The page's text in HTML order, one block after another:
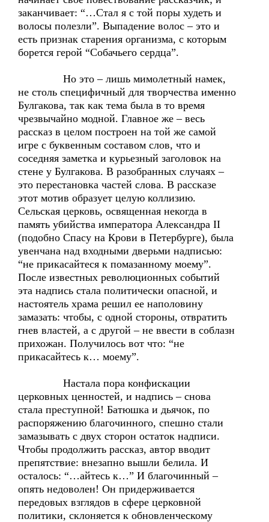
заканчивает: “…Стал я с той поры худеть и
волосы полезли”. Выпадение волос – это и
есть признак старения организма, с которым
борется герой “Собачьего сердца”.
Но это – лишь мимолетный намек,
не столь специфичный для творчества именно
Булгакова, так как тема была в то время
чрезвычайно модной. Главное же – весь
рассказ в целом построен на той же самой
игре с буквенным составом слов, что и
соседняя заметка и курьезный заголовок на
стене у Булгакова. В разобранных случаях –
это перестановка частей слова. В рассказе
этот мотив образует целую коллизию.
Сельская церковь, освященная некогда в
память убийства императора Александра II
(подобно Спасу на Крови в Петербурге), была
увенчана над входными дверьми надписью:
“не прикасайтеся к помазанному моему”.
После известных революционных событий
эта надпись стала политически опасной, и
настоятель храма решил ее наполовину
замазать: чтобы, с одной стороны, отвратить
гнев властей, а с другой – не ввести в соблазн
прихожан. Получилось вот что: “не
прикасайтесь к… моему”.
Настала пора конфискации
церковных ценностей, и надпись – снова
стала преступной! Батюшка и дьячок, по
распоряжению благочинного, спешно стали
замазывать с двух сторон остаток надписи.
Чтобы продолжить рассказ, автор вводит
препятствие: внезапно вышли белила. И
осталось: “…айтесь к…” И благочинный –
опять недоволен! Он придерживается
передовых взглядов в сфере церковной
политики, склоняется к обновленческому